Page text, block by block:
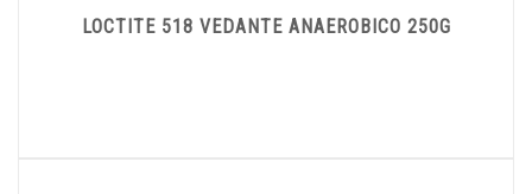
LOCTITE 518 VEDANTE ANAEROBICO 250G